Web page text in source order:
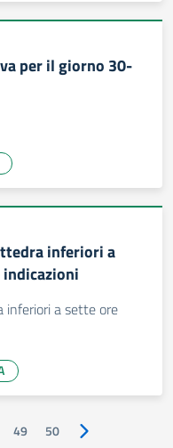
per il giorno 30-
inferiori a
inferiori a sette ore
49 50 Pagina